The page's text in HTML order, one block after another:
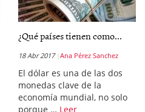
¿Qué países tienen como...
18 Abr 2017 Ana Pérez Sanchez
El dólar es una de las dos
monedas clave de la
economía mundial, no solo
porque … Leer